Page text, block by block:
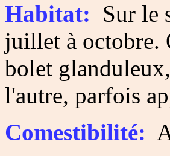
Habitat: Sur le
juillet à octobre.
bolet glanduleux,
l'autre, parfois
Comestibilité: